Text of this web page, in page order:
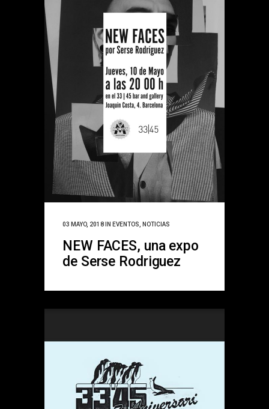
03 MAYO, 2018 IN EVENTOS NOTICIAS
NEW FACES, una expo
de Serse Rodriguez